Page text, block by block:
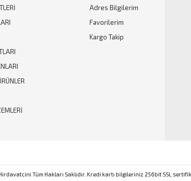
Adres Bilgilerim
Favorilerim
Kargo Takip
Tüm Hakları Saklıdır. Kredi kartı bilgileriniz 256bit SSL